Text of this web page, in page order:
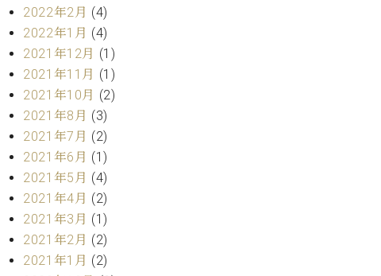
2022年2月 (4)
2022年1月 (4)
2021年12月 (1)
2021年11月 (1)
2021年10月 (2)
2021年8月 (3)
2021年7月 (2)
2021年6月 (1)
2021年5月 (4)
2021年4月 (2)
2021年3月 (1)
2021年2月 (2)
2021年1月 (2)